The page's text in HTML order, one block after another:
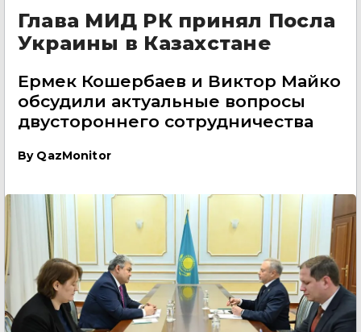
Глава МИД РК принял Посла
Украины в Казахстане
Ермек Кошербаев и Виктор Майко
обсудили актуальные вопросы
двустороннего сотрудничества
By QazMonitor